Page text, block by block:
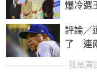
爆冷選
評論／
了 連
我是廣